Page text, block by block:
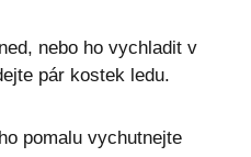
nebo ho vychladit v
pár kostek ledu.
pomalu vychutnejte